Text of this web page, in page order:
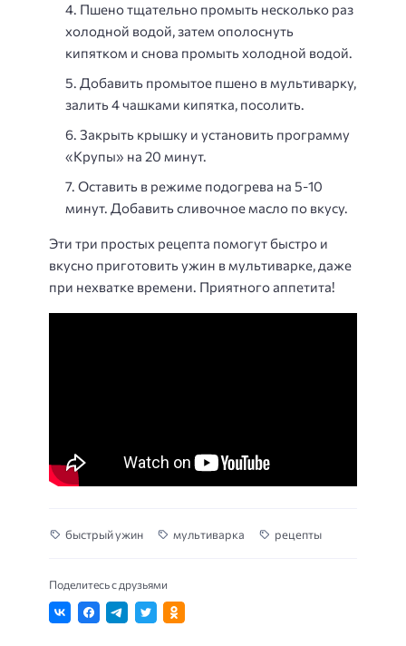
Пшено тщательно промыть несколько раз
холодной водой, затем ополоснуть
кипятком и снова промыть холодной водой.
Добавить промытое пшено в мультиварку,
залить 4 чашками кипятка, посолить.
Закрыть крышку и установить программу
«Крупы» на 20 минут.
Оставить в режиме подогрева на 5-10
минут. Добавить сливочное масло по вкусу.
Эти три простых рецепта помогут быстро и
вкусно приготовить ужин в мультиварке, даже
при нехватке времени. Приятного аппетита!
быстрый ужин мультиварка рецепты
Поделитесь с друзьями